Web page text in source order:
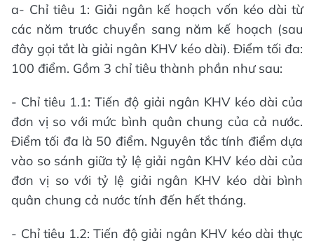
a- Chỉ tiêu 1: Giải ngân kế hoạch vốn kéo dài từ
các năm trước chuyển sang năm kế hoạch (sau
đây gọi tắt là giải ngân KHV kéo dài). Điểm tối đa:
100 điểm. Gồm 3 chỉ tiêu thành phần như sau:
- Chỉ tiêu 1.1: Tiến độ giải ngân KHV kéo dài của
đơn vị so với mức bình quân chung của cả nước.
Điểm tối đa là 50 điểm. Nguyên tắc tính điểm dựa
vào so sánh giữa tỷ lệ giải ngân KHV kéo dài của
đơn vị so với tỷ lệ giải ngân KHV kéo dài bình
quân chung cả nước tính đến hết tháng.
- Chỉ tiêu 1.2: Tiến độ giải ngân KHV kéo dài thực